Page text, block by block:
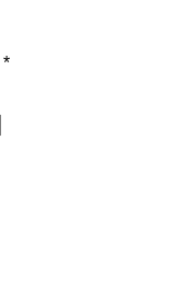
*Obligatorio